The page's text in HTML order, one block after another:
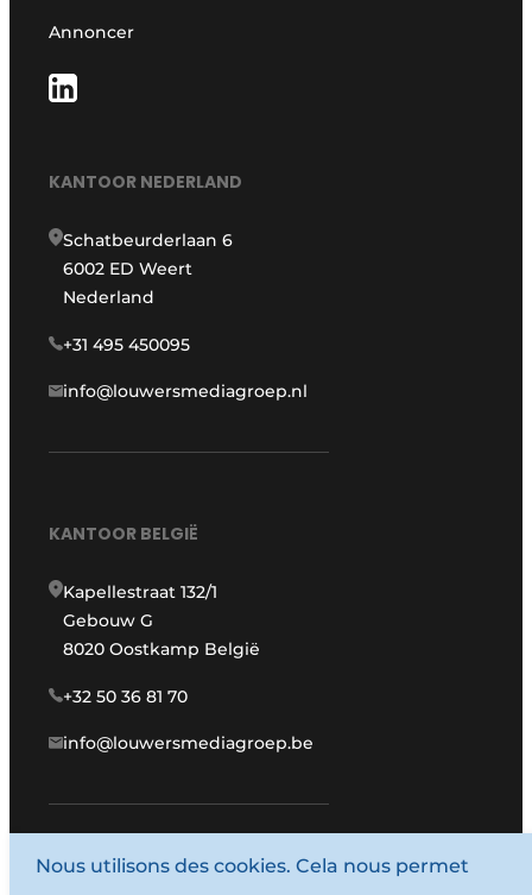
Annoncer
KANTOOR NEDERLAND
Schatbeurderlaan 6
6002 ED Weert
Nederland
+31 495 450095
info@louwersmediagroep.nl
KANTOOR BELGIË
Kapellestraat 132/1
Gebouw G
8020 Oostkamp België
+32 50 36 81 70
info@louwersmediagroep.be
www.louwersmediagroep.com
Nous utilisons des cookies. Cela nous permet